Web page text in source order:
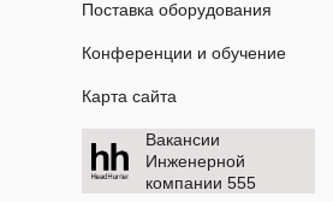
Поставка оборудования
Конференции и обучение
Карта сайта
Вакансии
Инженерной
компании 555